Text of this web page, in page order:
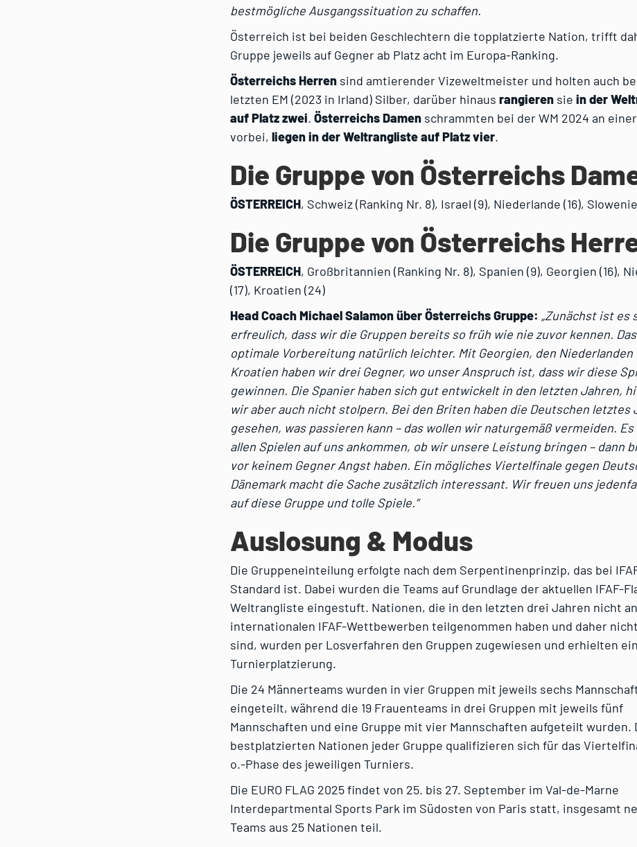
bestmögliche Ausgangssituation zu schaffen.
Österreich ist bei beiden Geschlechtern die topplatzierte Nation, trifft
Gruppe jeweils auf Gegner ab Platz acht im Europa-Ranking.
Österreichs Herren sind amtierender Vizeweltmeister und holten auch
letzten EM (2023 in Irland) Silber, darüber hinaus rangieren sie in der
auf Platz zwei. Österreichs Damen schrammten bei der WM 2024 an
vorbei, liegen in der Weltrangliste auf Platz vier.
Die Gruppe von Österreichs
ÖSTERREICH, Schweiz (Ranking Nr. 8), Israel (9), Niederlande (16),
Die Gruppe von Österreichs
ÖSTERREICH, Großbritannien (Ranking Nr. 8), Spanien (9), Georgien (16),
(17), Kroatien (24)
Head Coach Michael Salamon über Österreichs Gruppe: „Zunächst ist es
erfreulich, dass wir die Gruppen bereits so früh wie nie zuvor kennen.
optimale Vorbereitung natürlich leichter. Mit Georgien, den Niederlanden
Kroatien haben wir drei Gegner, wo unser Anspruch ist, dass wir diese
gewinnen. Die Spanier haben sich gut entwickelt in den letzten Jahren,
wir aber auch nicht stolpern. Bei den Briten haben die Deutschen letztes
gesehen, was passieren kann – das wollen wir naturgemäß vermeiden.
allen Spielen auf uns ankommen, ob wir unsere Leistung bringen – dann
vor keinem Gegner Angst haben. Ein mögliches Viertelfinale gegen
Dänemark macht die Sache zusätzlich interessant. Wir freuen uns
auf diese Gruppe und tolle Spiele.“
Auslosung & Modus
Die Gruppeneinteilung erfolgte nach dem Serpentinenprinzip, das bei
Standard ist. Dabei wurden die Teams auf Grundlage der aktuellen IFAF-
Weltrangliste eingestuft. Nationen, die in den letzten drei Jahren nicht an
internationalen IFAF-Wettbewerben teilgenommen haben und daher
sind, wurden per Losverfahren den Gruppen zugewiesen und erhielten
Turnierplatzierung.
Die 24 Männerteams wurden in vier Gruppen mit jeweils sechs
eingeteilt, während die 19 Frauenteams in drei Gruppen mit jeweils fünf
Mannschaften und eine Gruppe mit vier Mannschaften aufgeteilt wurden.
bestplatzierten Nationen jeder Gruppe qualifizieren sich für das
o.-Phase des jeweiligen Turniers.
Die EURO FLAG 2025 findet von 25. bis 27. September im Val-de-Marne
Interdepartmental Sports Park im Südosten von Paris statt, insgesamt
Teams aus 25 Nationen teil.